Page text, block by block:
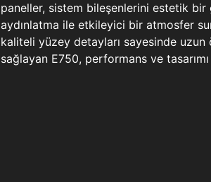
paneller, sistem bileşenlerini estetik bir
aydınlatma ile etkileyici bir atmosfer
kaliteli yüzey detayları sayesinde uzun
sağlayan E750, performans ve